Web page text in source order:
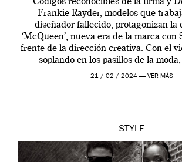
Frankie Rayder, modelos que
diseñador fallecido, protagonizan la
‘McQueen’, nueva era de la marca
frente de la dirección creativa. Con el
soplando en los pasillos de la
McQueen se prepara para
21 / 02 / 2024 — VER MÁS
STYLE